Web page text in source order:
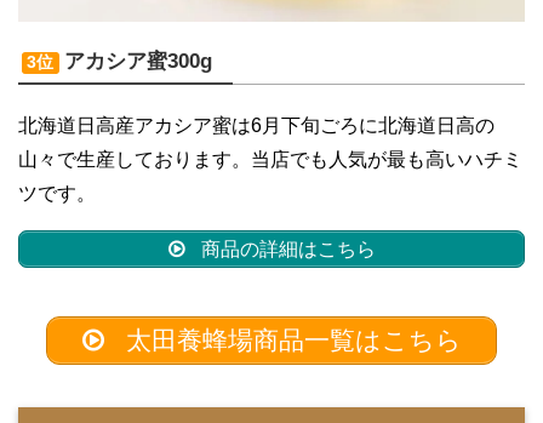
3位 アカシア蜜300g
北海道日高産アカシア蜜は6月下旬ごろに北海道日高の
山々で生産しております。当店でも人気が最も高いハチミ
ツです。
商品の詳細はこちら
太田養蜂場商品一覧はこちら